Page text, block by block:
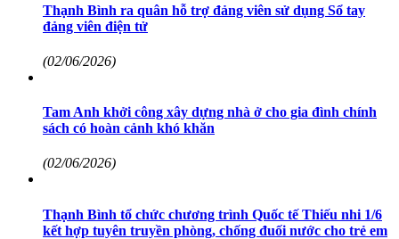
Thạnh Bình ra quân hỗ trợ đảng viên sử dụng Sổ tay
đảng viên điện tử
(02/06/2026)
Tam Anh khởi công xây dựng nhà ở cho gia đình chính
sách có hoàn cảnh khó khăn
(02/06/2026)
Thạnh Bình tổ chức chương trình Quốc tế Thiếu nhi 1/6
kết hợp tuyên truyền phòng, chống đuối nước cho trẻ em